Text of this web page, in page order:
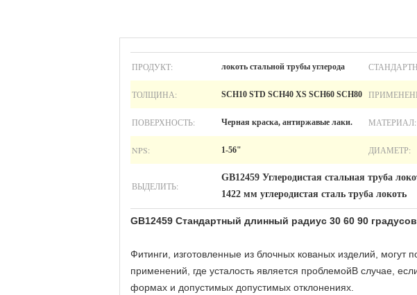
ПРОДУКТ: локоть стальной трубы углерода
ТОЛЩИНА: SCH10 STD SCH40 XS SCH60 SCH80
ПОВЕРХНОСТЬ: Черная краска, антиржавые лаки. МАТЕРИАЛ:
NPS: 1-56" ДИАМЕТР:
ВЫДЕЛИТЬ:
GB12459 Углеродистая стальная труба
1422 мм углеродистая сталь труба локоть
GB12459 Стандартный длинный радиус 30 60 90
Фитинги, изготовленные из блочных кованых изделий,
применений, где усталость является проблемойВ случае,
формах и допустимых допустимых отклонениях.